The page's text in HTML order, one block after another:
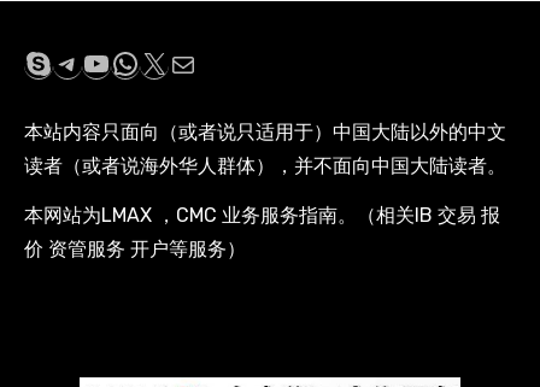
Skype
Telegram
YouTube
WhatsApp
X 电子邮件
本站内容只面向（或者说只适用于）中国大陆以外的中文
读者（或者说海外华人群体），并不面向中国大陆读者。
本网站为LMAX ，CMC 业务服务指南。（相关IB 交易 报
价 资管服务 开户等服务）